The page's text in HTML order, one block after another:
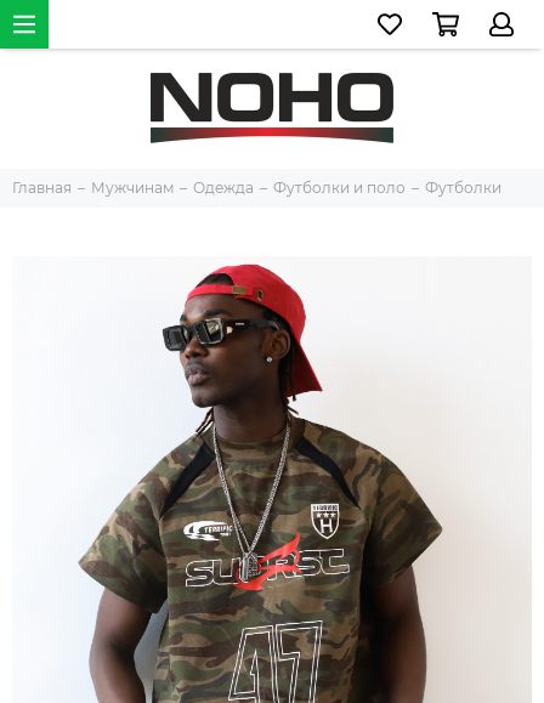
Главная Мужчинам Одежда Футболки и поло Футболки